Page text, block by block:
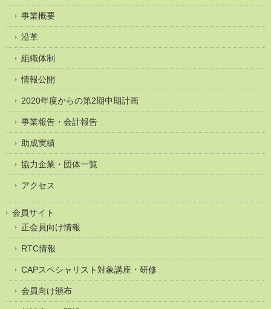
事業概要
沿革
組織体制
情報公開
2020年度からの第2期中期計画
事業報告・会計報告
助成実績
協力企業・団体一覧
アクセス
会員サイト
正会員向け情報
RTC情報
CAPスペシャリスト対象講座・研修
会員向け頒布